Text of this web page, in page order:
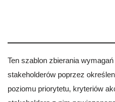
Ten szablon zbierania
stakeholderów poprzez
poziomu priorytetu, kryteriów